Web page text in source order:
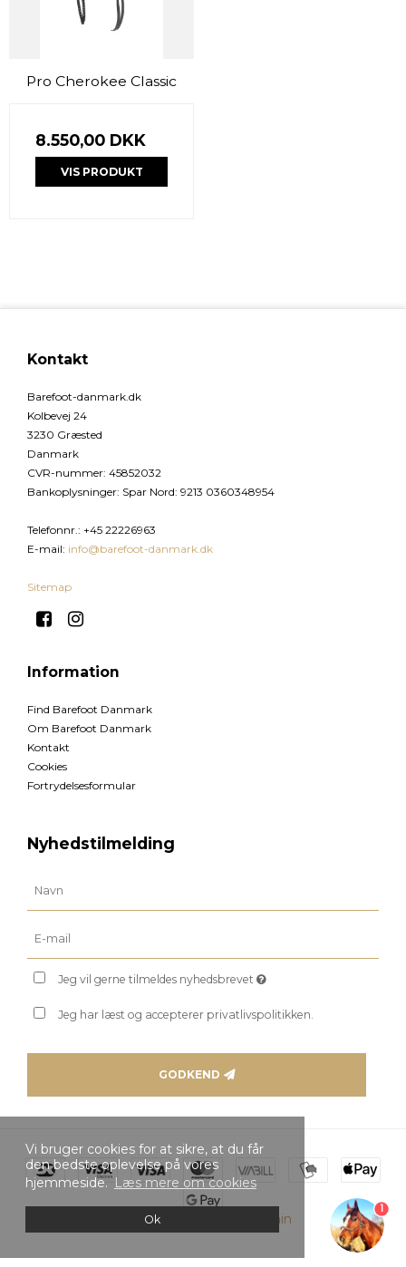
Vi bruger cookies for at sikre, at du får
den bedste oplevelse på vores
hjemmeside. Læs mere om cookies
Ok
Pro Cherokee Classic
8.550,00 DKK
VIS PRODUKT
Kontakt
Barefoot-danmark.dk
Kolbevej 24
3230 Græsted
Danmark
CVR-nummer: 45852032
Bankoplysninger: Spar Nord: 9213 0360348954
Telefonnr. : +45 22226963
E-mail: info@barefoot-danmark.dk
Sitemap
Information
Find Barefoot Danmark
Om Barefoot Danmark
Kontakt
Cookies
Fortrydelsesformular
Nyhedstilmelding
Jeg vil gerne tilmeldes nyhedsbrevet
Jeg har læst og accepterer privatlivspolitikken.
GODKEND
Skabt med ♥ af DanDomain
1